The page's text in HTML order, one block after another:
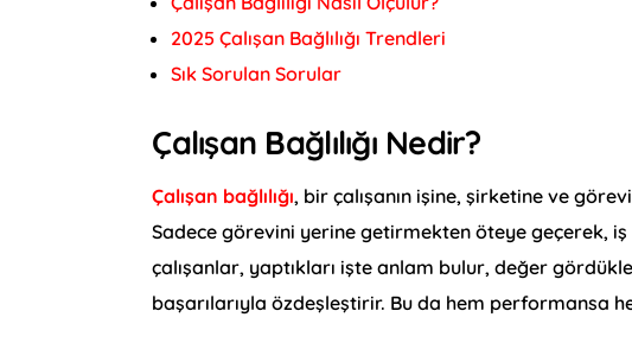
2025 Çalışan Bağlılığı Trendleri
Sık Sorulan Sorular
Çalışan Bağlılığı Nedir?
Çalışan bağlılığı, bir çalışanın işine, şirketine ve
Sadece görevini yerine getirmekten öteye geçerek,
çalışanlar, yaptıkları işte anlam bulur, değer
başarılarıyla özdeşleştirir. Bu da hem performansa